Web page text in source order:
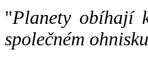
"Planety obíhají
společném